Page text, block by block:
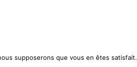
supposerons que vous en êtes satisfait.